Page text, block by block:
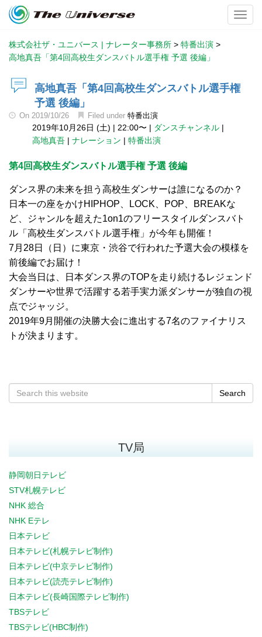
株式会社ザ・ユニバース | ナレーター事務所 > 特番出演 >
高地真吾「第4回高校生ダンスバトル選手権 予選 後編」
高地真吾「第4回高校生ダンスバトル選手権
予選 後編」
On 2019/10/26 Filed under 特番出演
2019年10月26日 (土) | 22:00〜 | ダンスチャンネル |
高地真吾 | ナレーション | 特番出演
第4回高校生ダンスバトル選手権 予選 後編
ダンス界の未来を担う高校生ダンサーは誰になるのか？
日本一の座をかけHIPHOP、LOCK、POP、BREAKな
ど、ジャンルを超えた1on1のフリースタイルダンスバト
ル「高校生ダンスバトル選手権」が今年も開催！
7月28日（日）に東京・渋谷で行われた予選大会の模様を
前後編でお届け！
大会当日は、日本ダンス界のTOPを走り続けるレジェンド
ダンサーや世界で活躍する若手実力派ダンサーが独自の視
点でジャッジ。
2019年9月開催の決勝大会に進出する7名のファイナリス
トが決まります。
Search
TV局
静岡朝日テレビ
STV札幌テレビ
NHK 総合
NHK Eテレ
日本テレビ
日本テレビ(札幌テレビ制作)
日本テレビ(中京テレビ制作)
日本テレビ(読売テレビ制作)
日本テレビ(長崎国際テレビ制作)
TBSテレビ
TBSテレビ(HBC制作)